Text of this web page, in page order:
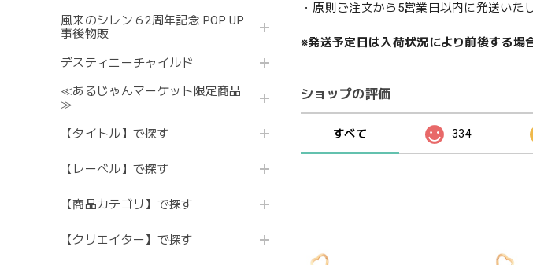
風来のシレン６2周年記念 POP UP
事後物販
デスティニーチャイルド
≪あるじゃんマーケット限定商品
≫
【タイトル】で探す
【レーベル】で探す
【商品カテゴリ】で探す
【クリエイター】で探す
・原則ご注文から5営業日以内に発送いた
※発送予定日は入荷状況により前後する場
ショップの評価
すべて 334